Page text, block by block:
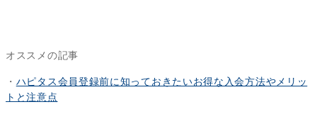
オススメの記事
・ ハピタス会員登録前に知っておきたいお得な入会方法やメリッ
トと注意点